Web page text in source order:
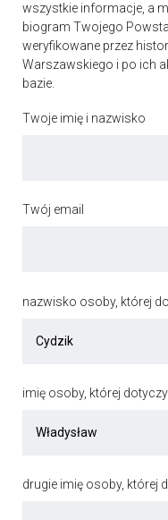
wszystkie informacje, a
biogram Twojego
weryfikowane przez
Warszawskiego i po ich
bazie.
Twoje imię i nazwisko
Twój email
nazwisko osoby, której
imię osoby, której
drugie imię osoby, której